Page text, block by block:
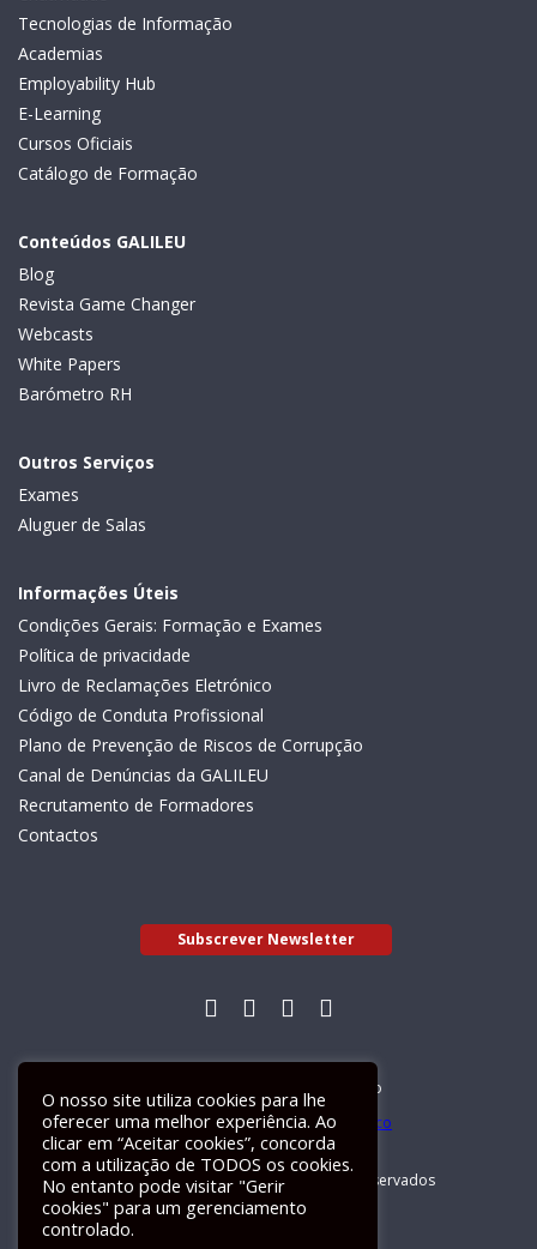
Tecnologias de Informação
Academias
Employability Hub
E-Learning
Cursos Oficiais
Catálogo de Formação
Conteúdos GALILEU
Blog
Revista Game Changer
Webcasts
White Papers
Barómetro RH
Outros Serviços
Exames
Aluguer de Salas
Informações Úteis
Condições Gerais: Formação e Exames
Política de privacidade
Livro de Reclamações Eletrónico
Código de Conduta Profissional
Plano de Prevenção de Riscos de Corrupção
Canal de Denúncias da GALILEU
Recrutamento de Formadores
Contactos
Subscrever Newsletter
Livro de Reclamações Electrónico
GALILEU 2026 © Todos os direitos reservados
O nosso site utiliza cookies para lhe
oferecer uma melhor experiência. Ao
clicar em “Aceitar cookies”, concorda
com a utilização de TODOS os cookies.
No entanto pode visitar "Gerir
cookies" para um gerenciamento
controlado.